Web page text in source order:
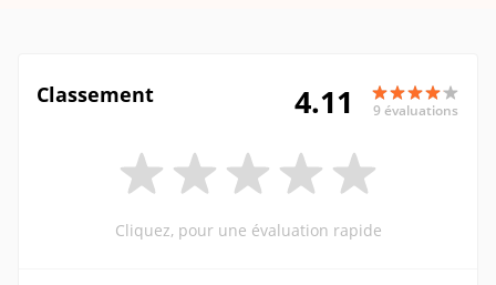
Classement 4.11 9 évaluations
Cliquez, pour une évaluation rapide